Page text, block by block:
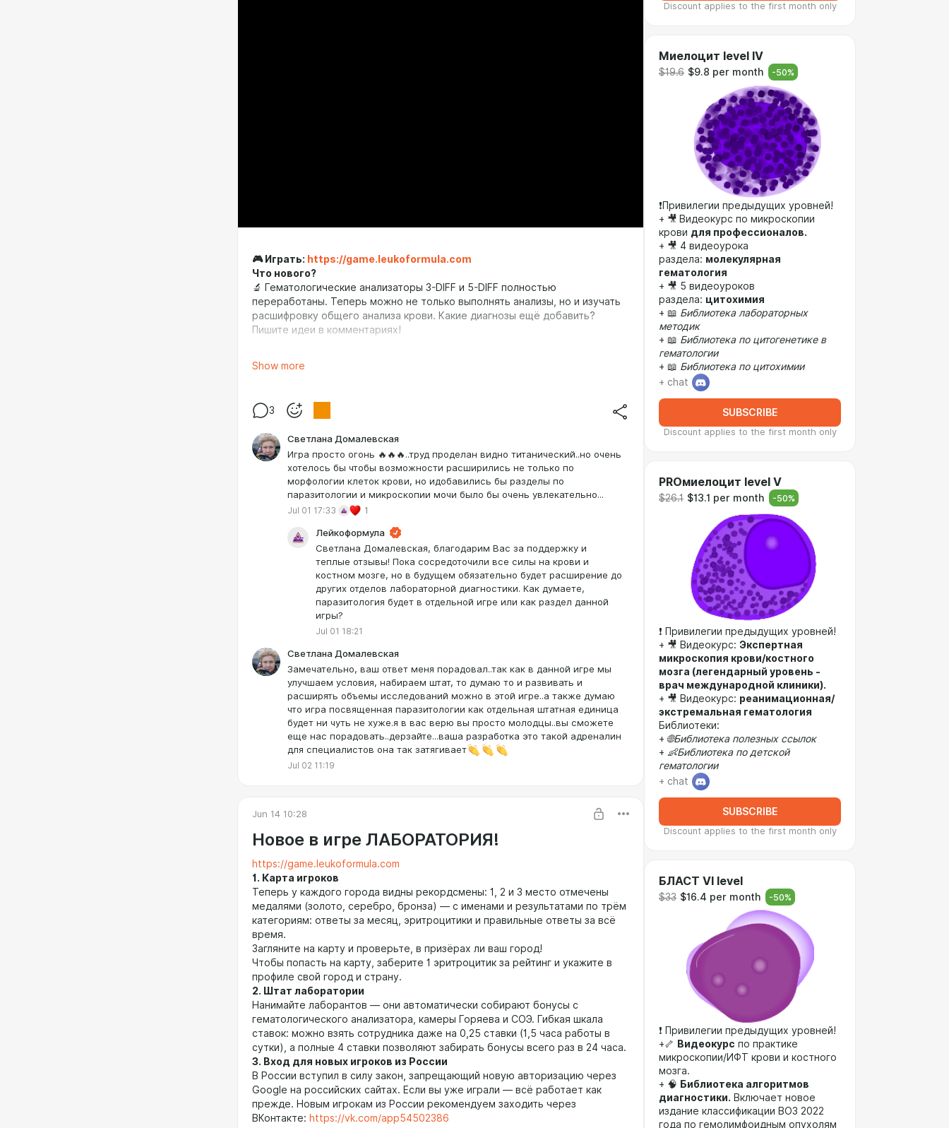
🎮 Играть: https://game.leukoformula.com
Что нового?
🔬 Гематологические анализаторы 3-DIFF и 5-DIFF полностью
переработаны. Теперь можно не только выполнять анализы, но и изучать
расшифровку общего анализа крови. Какие диагнозы ещё добавить?
Пишите идеи в комментариях!
• Новые игроки
Show more
3
Светлана Домалевская
Игра просто огонь 🔥🔥🔥..труд проделан видно титанический..но очень
хотелось бы чтобы возможности расширились не только по
морфологии клеток крови, но идобавились бы разделы по
паразитологии и микроскопии мочи было бы очень увлекательно...
Jul 01 17:33 1
Лейкоформула
Светлана Домалевская, благодарим Вас за поддержку и
теплые отзывы! Пока сосредоточили все силы на крови и
костном мозге, но в будущем обязательно будет расширение до
других отделов лабораторной диагностики. Как думаете,
паразитология будет в отдельной игре или как раздел данной
игры?
Jul 01 18:21
Светлана Домалевская
Замечательно, ваш ответ меня порадовал..так как в данной игре мы
улучшаем условия, набираем штат, то думаю то и развивать и
расширять объемы исследований можно в этой игре..а также думаю
что игра посвященная паразитологии как отдельная штатная единица
будет ни чуть не хуже.я в вас верю вы просто молодцы..вы сможете
еще нас порадовать..дерзайте...ваша разработка это такой адреналин
для специалистов она так затягивает
Jul 02 11:19
Jun 14 10:28
Новое в игре ЛАБОРАТОРИЯ!
https://game.leukoformula.com
1. Карта игроков
Теперь у каждого города видны рекордсмены: 1, 2 и 3 место отмечены
медалями (золото, серебро, бронза) — с именами и результатами по трём
категориям: ответы за месяц, эритроцитики и правильные ответы за всё
время.
Загляните на карту и проверьте, в призёрах ли ваш город!
Чтобы попасть на карту, заберите 1 эритроцитик за рейтинг и укажите в
профиле свой город и страну.
2. Штат лаборатории
Нанимайте лаборантов — они автоматически собирают бонусы с
гематологического анализатора, камеры Горяева и СОЭ. Гибкая шкала
ставок: можно взять сотрудника даже на 0,25 ставки (1,5 часа работы в
сутки), а полные 4 ставки позволяют забирать бонусы всего раз в 24 часа.
3. Вход для новых игроков из России
В России вступил в силу закон, запрещающий новую авторизацию через
Google на российских сайтах. Если вы уже играли — всё работает как
прежде. Новым игрокам из России рекомендуем заходить через
ВКонтакте: https://vk.com/app54502386
Discount applies to the first month only
Миелоцит level IV
$19.6 $9.8 per month -50%
❗Привилегии предыдущих уровней!
+ 🎥 Видеокурс по микроскопии
крови для профессионалов.
+ 🎥 4 видеоурока
раздела: молекулярная
гематология
+ 🎥 5 видеоуроков
раздела: цитохимия
+ 📖 Библиотека лабораторных
методик
+ 📖 Библиотека по цитогенетике в
гематологии
+ 📖 Библиотека по цитохимии
+ chat
SUBSCRIBE
Discount applies to the first month only
PROмиелоцит level V
$26.1 $13.1 per month -50%
❗ Привилегии предыдущих уровней!
+ 🎥 Видеокурс: Экспертная
микроскопия крови/костного
мозга (легендарный уровень -
врач международной клиники).
+ 🎥 Видеокурс: реанимационная/
экстремальная гематология
Библиотеки:
+ 🌐Библиотека полезных ссылок
+ 👶Библиотека по детской
гематологии
+ chat
SUBSCRIBE
Discount applies to the first month only
БЛАСТ VI level
$33 $16.4 per month -50%
❗ Привилегии предыдущих уровней!
+🦴 Видеокурс по практике
микроскопии/ИФТ крови и костного
мозга.
+ 🧠 Библиотека алгоритмов
диагностики. Включает новое
издание классификации ВОЗ 2022
года по гемолимфоидным опухолям